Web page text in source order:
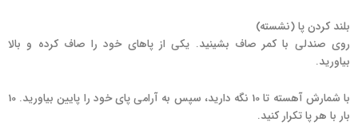
بلند کردن پا (نشسته)
روی صندلی با کمر صاف بشینید. یکی از پاهای خود را صاف کرده و بالا
بیاورید.
با شمارش آهسته تا 10 نگه دارید، سپس به آرامی پای خود را پایین بیاورید. 10
بار با هر پا تکرار کنید.